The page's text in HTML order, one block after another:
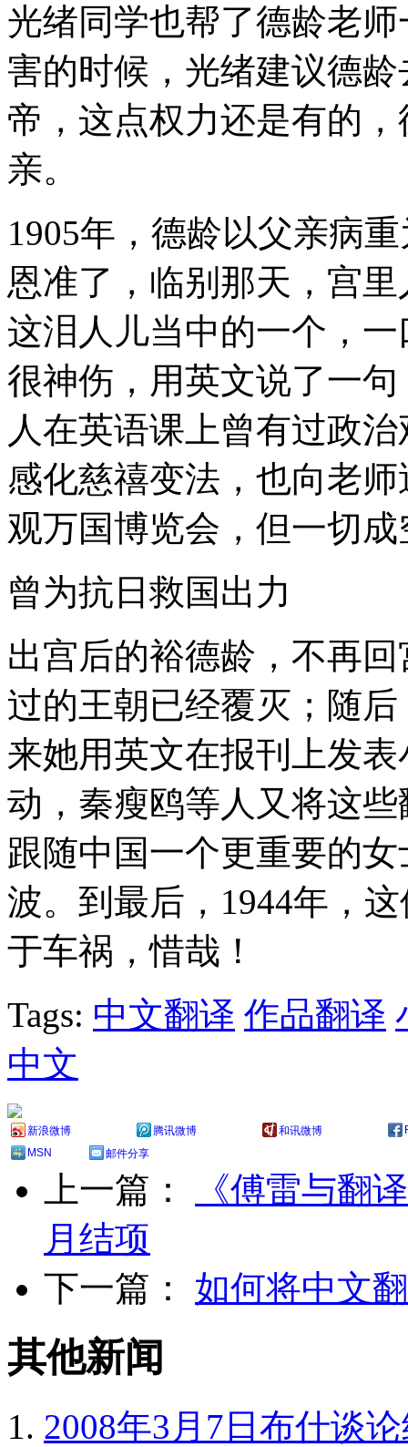
光绪同学也帮了德龄老
害的时候，光绪建议德
帝，这点权力还是有的
亲。
1905年，德龄以父亲病
恩准了，临别那天，宫
这泪人儿当中的一个，
很神伤，用英文说了一句
人在英语课上曾有过政
感化慈禧变法，也向老
观万国博览会，但一切成
曾为抗日救国出力
出宫后的裕德龄，不再
过的王朝已经覆灭；随
来她用英文在报刊上发
动，秦瘦鸥等人又将这
跟随中国一个更重要的
波。到最后，1944年，
于车祸，惜哉！
Tags: 中文翻译 作品翻译
中文
新浪微博 腾讯微博 和讯微博
MSN
邮件分享
上一篇：
《傅雷与翻
月结项
下一篇： 如何将中文
其他新闻
2008年3月7日布什谈